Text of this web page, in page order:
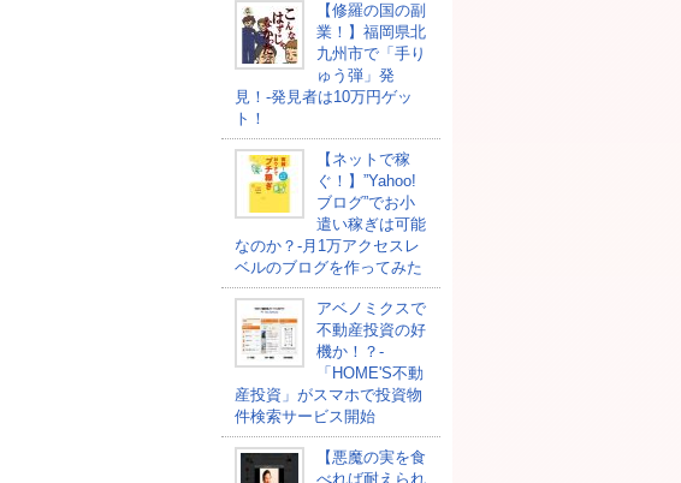
【修羅の国の副
業！】福岡県北
九州市で「手り
ゅう弾」発
見！-発見者は10万円ゲッ
ト！
【ネットで稼
ぐ！】”Yahoo!
ブログ”でお小
遣い稼ぎは可能
なのか？-月1万アクセスレ
ベルのブログを作ってみた
アベノミクスで
不動産投資の好
機か！？-
「HOME'S不動
産投資」がスマホで投資物
件検索サービス開始
【悪魔の実を食
べれば耐えられ